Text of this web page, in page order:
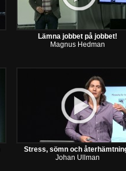
Lämna jobbet på jobbet!
Magnus Hedman
Stress, sömn och
Johan Ullman